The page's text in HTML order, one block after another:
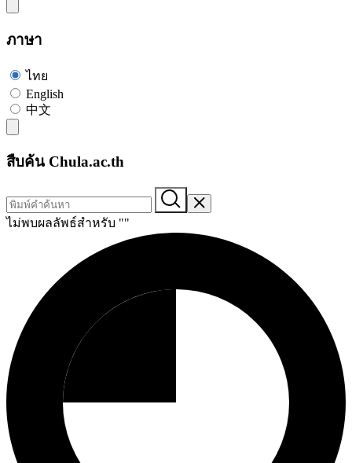
ภาษา
ไทย
English
中文
สืบค้น Chula.ac.th
ไม่พบผลลัพธ์สำหรับ ""